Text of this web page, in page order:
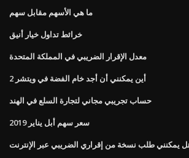
ما هي الأسهم مقابل سهم
خرائط تداول خيار أنيق
معدل الإقرار الضريبي في المملكة المتحدة
أين يمكنني أن أجد خام الفضة في ويتشر 2
حساب تجريبي مجاني لتجارة السلع في الهند
سعر سهم أبل يناير 2019
يمكنني طلب نسخة من إقراري الضريبي عبر الإنترنت